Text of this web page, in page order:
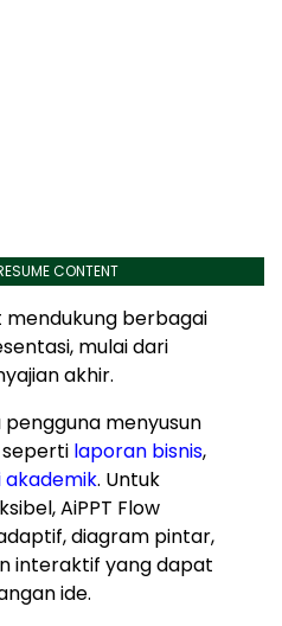
CONTENT
berbagai
mulai dari
akhir.
menyusun
laporan bisnis,
. Untuk
AiPPT Flow
diagram pintar,
interaktif yang dapat
ide.